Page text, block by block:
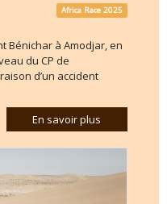
Africa Race 2025
Bénichar à Amodjar, en
du CP de
d’un accident
En savoir plus